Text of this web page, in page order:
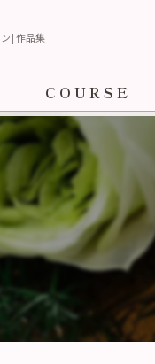
| 作品集
COURSE
英・仏（ビギナー）コース
カルチャーコース